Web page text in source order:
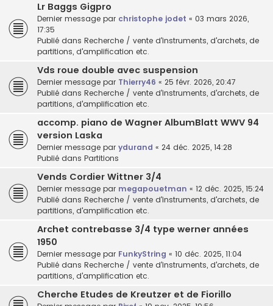
Lr Baggs Gigpro
Dernier message par christophe jodet « 03 mars 2026,
17:35
Publié dans Recherche / vente d'instruments, d'archets, de
partitions, d'amplification etc.
Vds roue double avec suspension
Dernier message par Thierry46 « 25 févr. 2026, 20:47
Publié dans Recherche / vente d'instruments, d'archets, de
partitions, d'amplification etc.
accomp. piano de Wagner AlbumBlatt WWV 94
version Laska
Dernier message par ydurand « 24 déc. 2025, 14:28
Publié dans Partitions
Vends Cordier Wittner 3/4
Dernier message par megapouetman « 12 déc. 2025, 15:24
Publié dans Recherche / vente d'instruments, d'archets, de
partitions, d'amplification etc.
Archet contrebasse 3/4 type werner années
1950
Dernier message par FunkyString « 10 déc. 2025, 11:04
Publié dans Recherche / vente d'instruments, d'archets, de
partitions, d'amplification etc.
Cherche Etudes de Kreutzer et de Fiorillo